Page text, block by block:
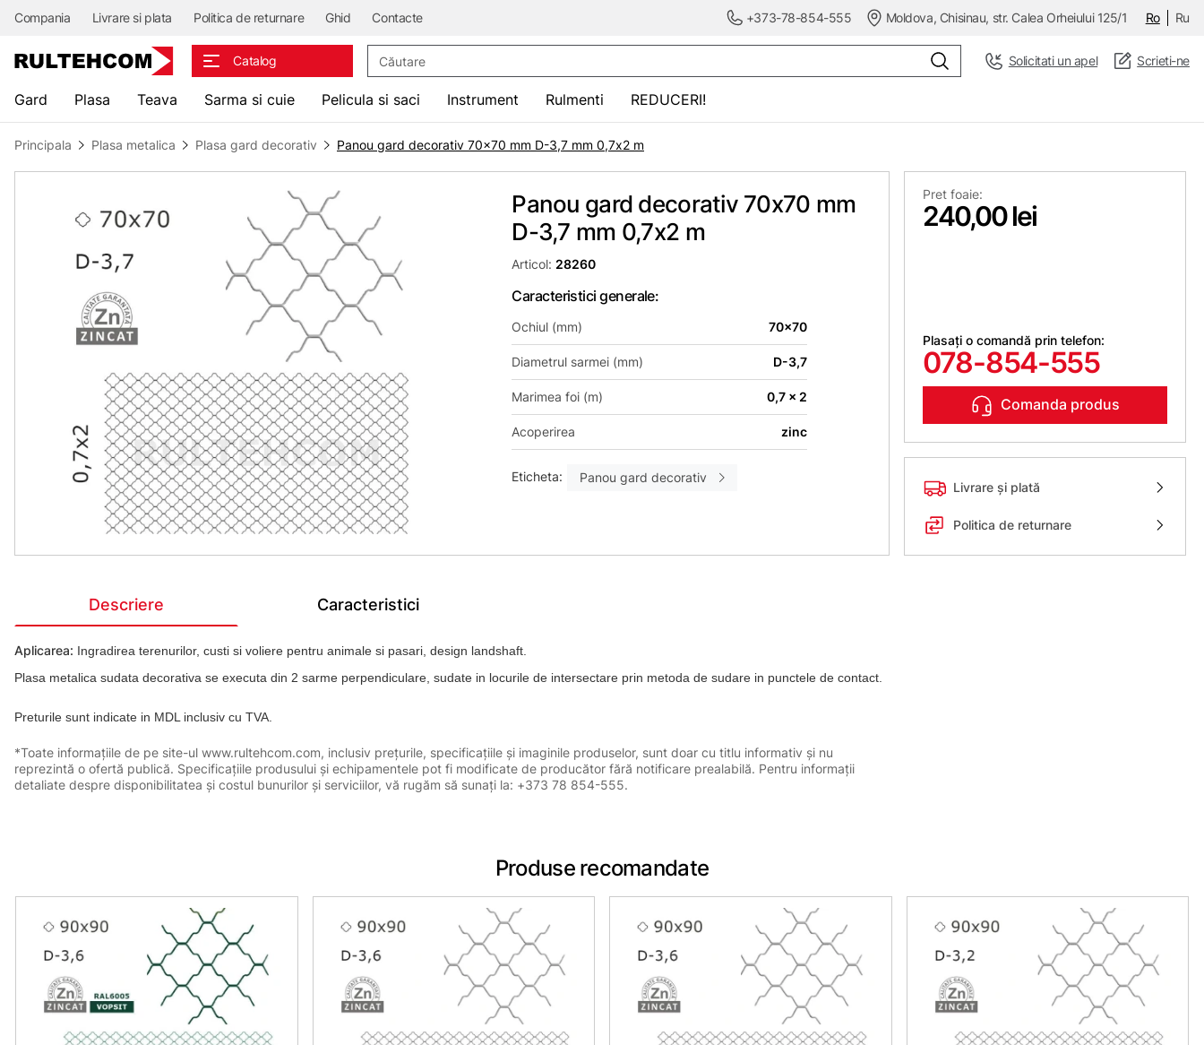
Compania Livrare si plata Politica de returnare Ghid Contacte +373-78-854-555 Moldova, Chisinau, str. Calea Orheiului 125/1 Ro Ru
Catalog Solicitati un apel Scrieti-ne
Gard Plasa Teava Sarma si cuie Pelicula si saci Instrument Rulmenti REDUCERI!
Principala Plasa metalica Plasa gard decorativ Panou gard decorativ 70x70 mm D-3,7 mm 0,7х2 m
Panou gard decorativ 70x70 mm
D-3,7 mm 0,7х2 m
Articol: 28260
Caracteristici generale:
Ochiul (mm) 70x70
Diametrul sarmei (mm) D-3,7
Marimea foi (m) 0,7 x 2
Acoperirea zinc
Eticheta: Panou gard decorativ
Pret foaie:
240,00 lei
Plasați o comandă prin telefon:
078-854-555
Comanda produs
Livrare și plată
Politica de returnare
Descriere Caracteristici
Aplicarea: Ingradirea terenurilor, custi si voliere pentru animale si pasari, design landshaft.
Plasa metalica sudata decorativa se executa din 2 sarme perpendiculare, sudate in locurile de intersectare prin metoda de sudare in punctele de contact.
Preturile sunt indicate in MDL inclusiv cu TVA.
*Toate informațiile de pe site-ul www.rultehcom.com, inclusiv prețurile, specificațiile și imaginile produselor, sunt doar cu titlu informativ și nu
reprezintă o ofertă publică. Specificațiile produsului și echipamentele pot fi modificate de producător fără notificare prealabilă. Pentru informații
detaliate despre disponibilitatea și costul bunurilor și serviciilor, vă rugăm să sunați la: +373 78 854-555.
Produse recomandate